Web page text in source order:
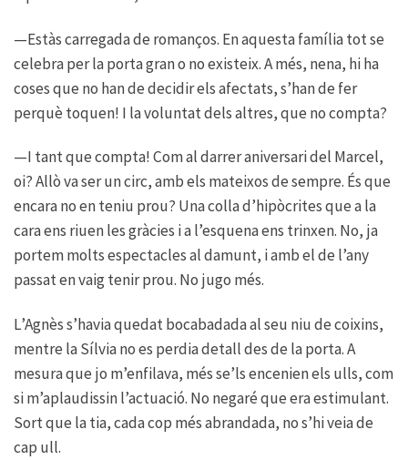
—Estàs carregada de romanços. En aquesta família tot se
celebra per la porta gran o no existeix. A més, nena, hi ha
coses que no han de decidir els afectats, s’han de fer
perquè toquen! I la voluntat dels altres, que no compta?
—I tant que compta! Com al darrer aniversari del Marcel,
oi? Allò va ser un circ, amb els mateixos de sempre. És que
encara no en teniu prou? Una colla d’hipòcrites que a la
cara ens riuen les gràcies i a l’esquena ens trinxen. No, ja
portem molts espectacles al damunt, i amb el de l’any
passat en vaig tenir prou. No jugo més.
L’Agnès s’havia quedat bocabadada al seu niu de coixins,
mentre la Sílvia no es perdia detall des de la porta. A
mesura que jo m’enfilava, més se’ls encenien els ulls, com
si m’aplaudissin l’actuació. No negaré que era estimulant.
Sort que la tia, cada cop més abrandada, no s’hi veia de
cap ull.